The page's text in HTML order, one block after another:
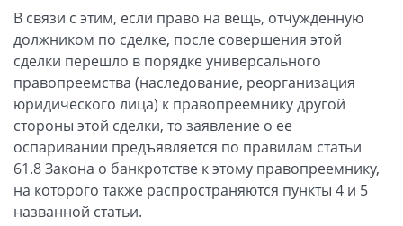
В связи с этим, если право на вещь, отчужденную
должником по сделке, после совершения этой
сделки перешло в порядке универсального
правопреемства (наследование, реорганизация
юридического лица) к правопреемнику другой
стороны этой сделки, то заявление о ее
оспаривании предъявляется по правилам статьи
61.8 Закона о банкротстве к этому правопреемнику,
на которого также распространяются пункты 4 и 5
названной статьи.